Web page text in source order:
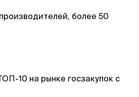
более 50
10 на рынке госзакупок с